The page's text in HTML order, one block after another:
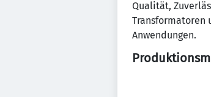
Qualität,
Transformatoren
Anwendungen.